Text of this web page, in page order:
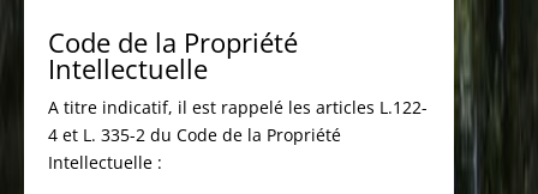
Code de la Propriété
Intellectuelle
A titre indicatif, il est rappelé les articles L.122-
4 et L. 335-2 du Code de la Propriété
Intellectuelle :